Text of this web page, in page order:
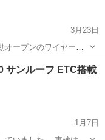
3月23日
ープンのワイヤーが
スタッドレス付きの価
します。車検切れです
ブリオレ
サンルーフ ETC搭載
1月7日